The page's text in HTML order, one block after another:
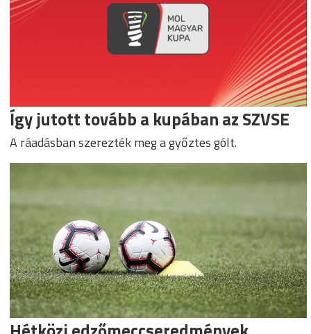
Így jutott tovább a kupában az SZVSE
A ráadásban szerezték meg a győztes gólt.